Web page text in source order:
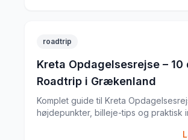
roadtrip
Kreta Opdagelsesrejse – 10
Roadtrip i Grækenland
Komplet guide til Kreta
højdepunkter, billeje-tips og praktisk